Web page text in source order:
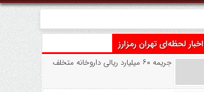
اخبار لحظه‌ای تهران رمزارز
جریمه ۶۰ میلیارد ریالی داروخانه متخلف